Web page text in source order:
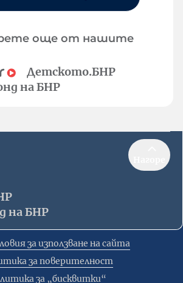
още от нашите
Детското.БНР
на БНР
на БНР
за използване на сайта
за поверителност
за „бисквитки“